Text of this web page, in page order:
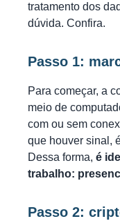
tratamento dos
dúvida. Confira.
Passo 1:
Para começar, a
meio de
com ou sem
que houver sinal,
Dessa forma, é
trabalho:
Passo 2: